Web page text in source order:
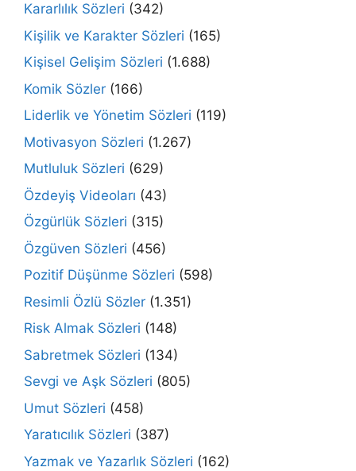
Kararlılık Sözleri (342)
Kişilik ve Karakter Sözleri (165)
Kişisel Gelişim Sözleri (1.688)
Komik Sözler (166)
Liderlik ve Yönetim Sözleri (119)
Motivasyon Sözleri (1.267)
Mutluluk Sözleri (629)
Özdeyiş Videoları (43)
Özgürlük Sözleri (315)
Özgüven Sözleri (456)
Pozitif Düşünme Sözleri (598)
Resimli Özlü Sözler (1.351)
Risk Almak Sözleri (148)
Sabretmek Sözleri (134)
Sevgi ve Aşk Sözleri (805)
Umut Sözleri (458)
Yaratıcılık Sözleri (387)
Yazmak ve Yazarlık Sözleri (162)